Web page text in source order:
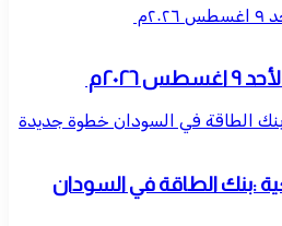
٢٠٢٦م
الطاقة في السودان خطوة جديدة
:بنك الطاقة في السودان